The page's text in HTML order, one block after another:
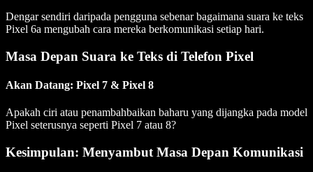
Dengar sendiri daripada pengguna sebenar bagaimana suara ke teks
Pixel 6a mengubah cara mereka berkomunikasi setiap hari.
Masa Depan Suara ke Teks di Telefon Pixel
Akan Datang: Pixel 7 & Pixel 8
Apakah ciri atau penambahbaikan baharu yang dijangka pada model
Pixel seterusnya seperti Pixel 7 atau 8?
Kesimpulan: Menyambut Masa Depan Komunikasi